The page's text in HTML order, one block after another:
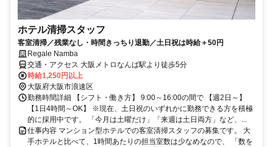
ホテル清掃スタッフ
客室清掃／残業なし・時間きっちり退勤／土日祝は時給＋50円
Regale Namba
交通・アクセス 大阪メトロなんば駅より徒歩5分
時給1,250円以上
大阪府大阪市浪速区
勤務時間詳細 【シフト・働き方】 9:00～16:00の間で 【週2日～】
【1日4時間～OK】 ※現在、土日祝のいずれかに勤務できる方を積極
的に採用中です。 「今月は土曜だけ」「来週は土日両方」など、...
仕事内容 マンション型ホテルでの客室清掃スタッフの募集です。 大
手ホテルと比べて、1時間あたりの担当室数は少なめなので、 「数を